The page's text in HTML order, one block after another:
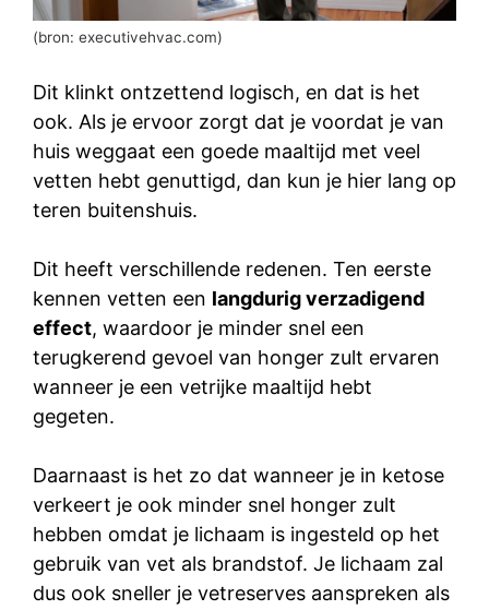
(bron: executivehvac.com)
Dit klinkt ontzettend logisch, en dat is het
ook. Als je ervoor zorgt dat je voordat je van
huis weggaat een goede maaltijd met veel
vetten hebt genuttigd, dan kun je hier lang op
teren buitenshuis.
Dit heeft verschillende redenen. Ten eerste
kennen vetten een langdurig verzadigend
effect, waardoor je minder snel een
terugkerend gevoel van honger zult ervaren
wanneer je een vetrijke maaltijd hebt
gegeten.
Daarnaast is het zo dat wanneer je in ketose
verkeert je ook minder snel honger zult
hebben omdat je lichaam is ingesteld op het
gebruik van vet als brandstof. Je lichaam zal
dus ook sneller je vetreserves aanspreken als